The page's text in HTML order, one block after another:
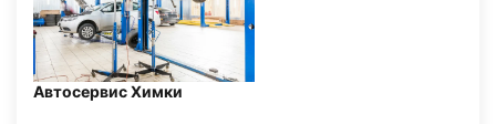
Автосервис Химки